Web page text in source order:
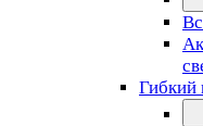
Гибкий